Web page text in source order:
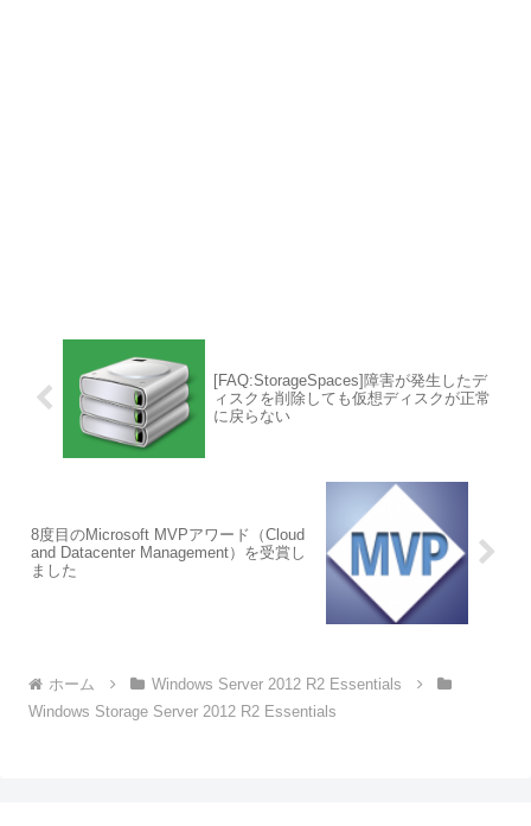
[FAQ:StorageSpaces]障害が発生したデ
ィスクを削除しても仮想ディスクが正常
に戻らない
8度目のMicrosoft MVPアワード（Cloud
and Datacenter Management）を受賞し
ました
ホーム
Windows Server 2012 R2 Essentials
Windows Storage Server 2012 R2 Essentials